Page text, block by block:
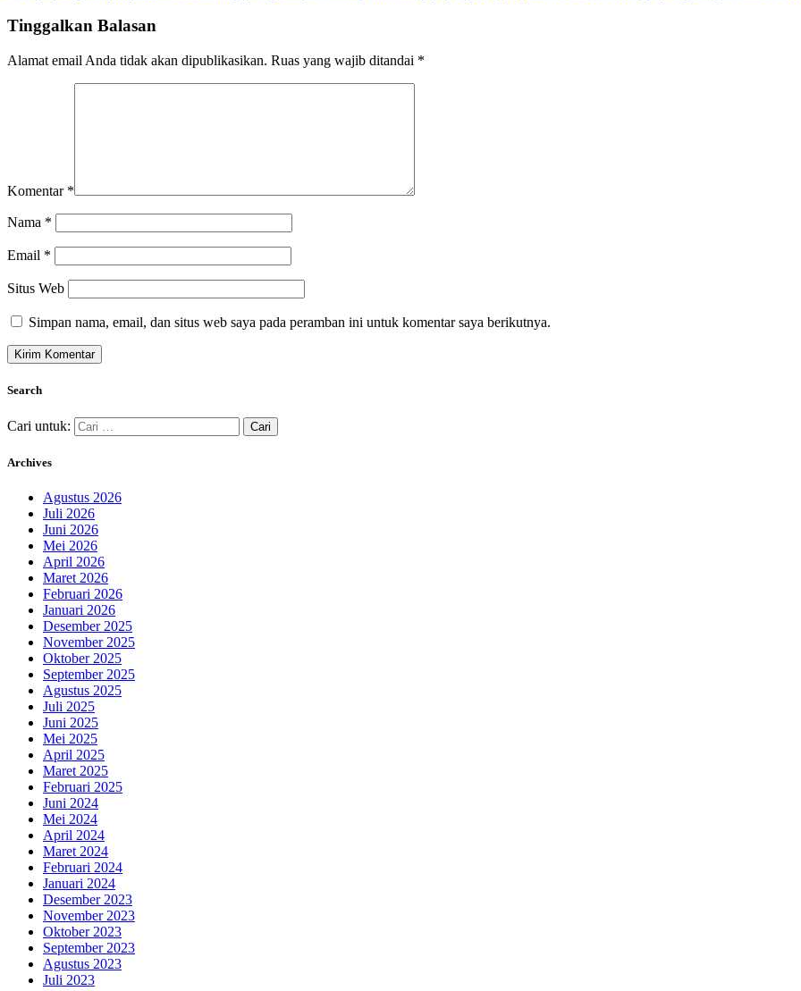
Tinggalkan Balasan
Alamat email Anda tidak akan dipublikasikan. Ruas yang wajib ditandai *
Komentar *
Nama *
Email *
Situs Web
Simpan nama, email, dan situs web saya pada peramban ini untuk komentar saya berikutnya.
Search
Cari untuk:
Archives
Agustus 2026
Juli 2026
Juni 2026
Mei 2026
April 2026
Maret 2026
Februari 2026
Januari 2026
Desember 2025
November 2025
Oktober 2025
September 2025
Agustus 2025
Juli 2025
Juni 2025
Mei 2025
April 2025
Maret 2025
Februari 2025
Juni 2024
Mei 2024
April 2024
Maret 2024
Februari 2024
Januari 2024
Desember 2023
November 2023
Oktober 2023
September 2023
Agustus 2023
Juli 2023